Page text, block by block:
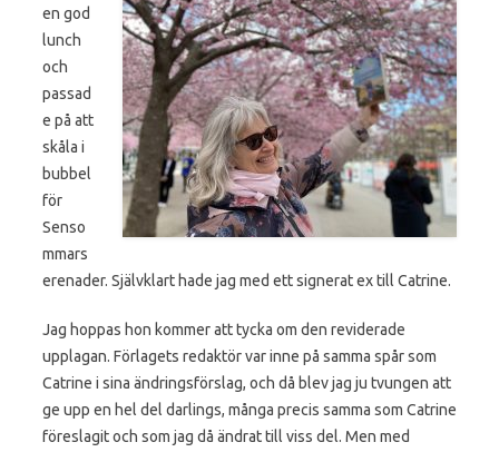
en god
lunch
och
passad
e på att
skåla i
bubbel
för
Senso
mmars
erenader. Självklart hade jag med ett signerat ex till Catrine.
Jag hoppas hon kommer att tycka om den reviderade
upplagan. Förlagets redaktör var inne på samma spår som
Catrine i sina ändringsförslag, och då blev jag ju tvungen att
ge upp en hel del darlings, många precis samma som Catrine
föreslagit och som jag då ändrat till viss del. Men med